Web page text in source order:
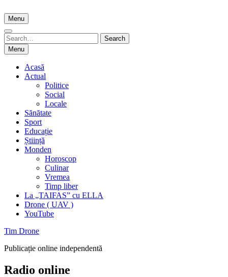
to
content
Menu
Search
for:
Search
Menu
Acasă
Actual
Politice
Social
Locale
Sănătate
Sport
Educație
Știință
Monden
Horoscop
Culinar
Vremea
Timp liber
La „TAIFAS” cu ELLA
Drone ( UAV )
YouTube
Tim Drone
Publicație online independentă
Radio online